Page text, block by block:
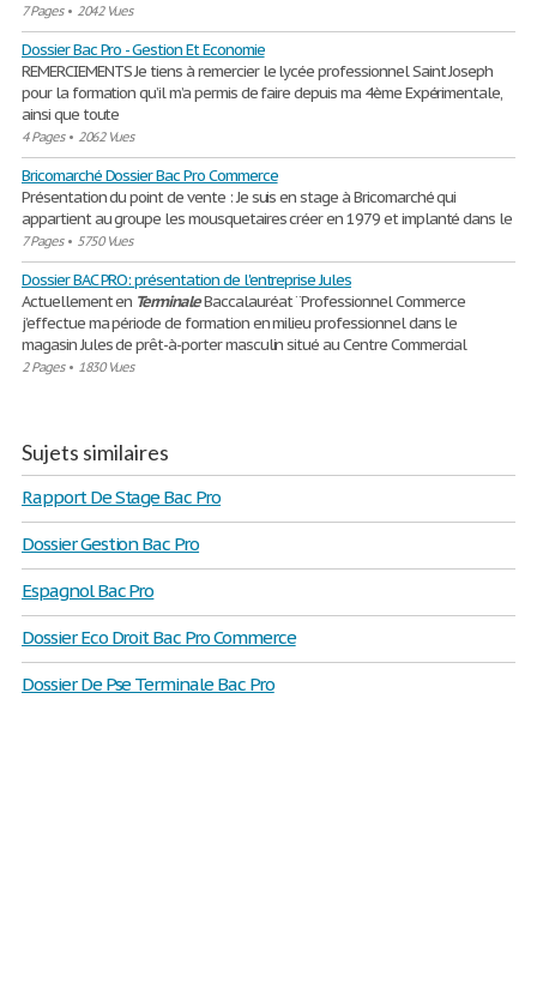
7 Pages• 2042 Vues
Dossier Bac Pro - Gestion Et Economie
REMERCIEMENTS Je tiens à remercier le lycée professionnel Saint Joseph
pour la formation qu’il m’a permis de faire depuis ma 4ème Expérimentale,
ainsi que toute
4 Pages• 2062 Vues
Bricomarché Dossier Bac Pro Commerce
Présentation du point de vente : Je suis en stage à Bricomarché qui
appartient au groupe les mousquetaires créer en 1979 et implanté dans le
7 Pages• 5750 Vues
Dossier BAC PRO: présentation de l'entreprise Jules
Actuellement en TerminaleBaccalauréat ¨Professionnel Commerce
j’effectue ma période de formation en milieu professionnel dans le
magasin Jules de prêt-à-porter masculin situé au Centre Commercial
2 Pages• 1830 Vues
Sujets similaires
Rapport De Stage Bac Pro
Dossier Gestion Bac Pro
Espagnol Bac Pro
Dossier Eco Droit Bac Pro Commerce
Dossier De Pse Terminale Bac Pro